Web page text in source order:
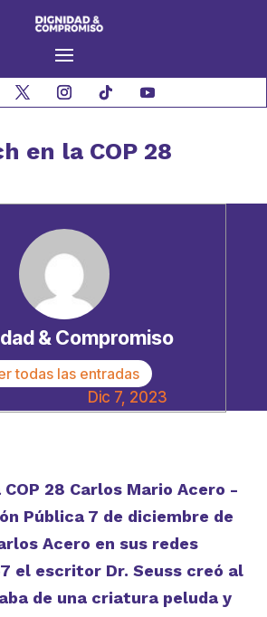
en la COP 28
& Compromiso
todas las entradas
Dic 7, 2023
COP 28 Carlos Mario Acero -
Pública 7 de diciembre de
Acero en sus redes
el escritor Dr. Seuss creó al
de una criatura peluda y